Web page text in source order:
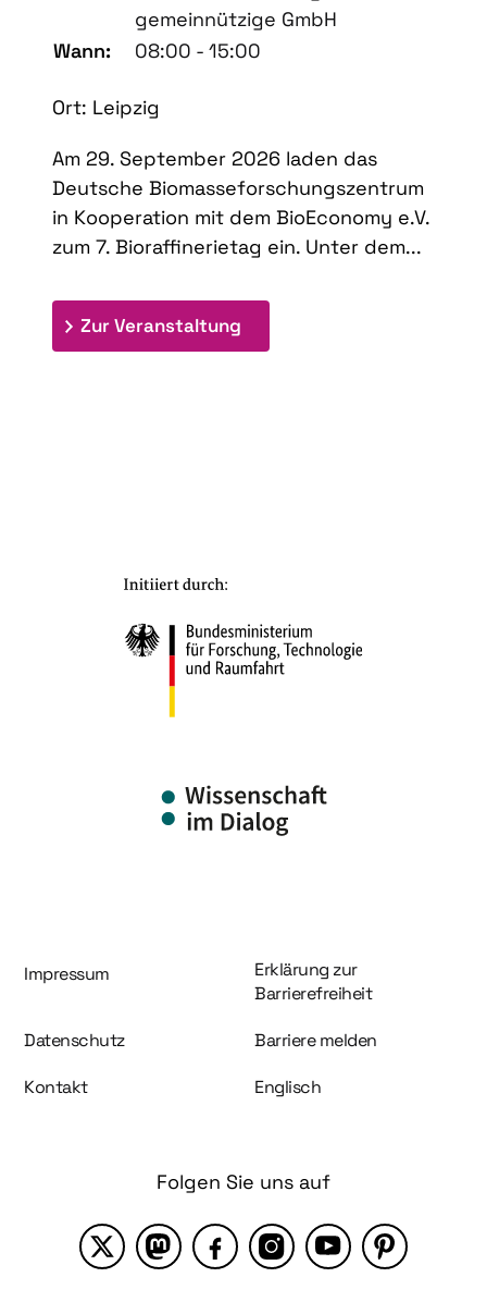
gemeinnützige GmbH
Wann:
08:00 - 15:00
Ort: Leipzig
Am 29. September 2026 laden das
Deutsche Biomasseforschungszentrum
in Kooperation mit dem BioEconomy e.V.
zum 7. Bioraffinerietag ein. Unter dem...
Zur Veranstaltung
Information und Service
Impressum
Erklärung zur
Barrierefreiheit
Datenschutz Barriere melden
Kontakt Englisch
Folgen Sie uns auf